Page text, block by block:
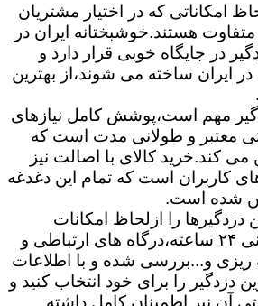
امکاناتی که در اختیار مشتریان
هستند.خوشبختانه ایران در
در جایگاه خوبی قرار دارد و
ایران ساخته می شوند،از بهترین
مهم است،پوشش کامل نیازهای
معتبر و طولانی مدت است که
کند.خرید کالای با اصالت نیز
کاربران است که تمام این دغدغه
شده است.
دزدگیرها را ازلحاظ امکانات
اساسی مانند پشتیبانی ۲۴ ساعته،درگاه های ارتباطی و
ریزی و...بررسی شده و با اطلاعات
دزدگیر را برای خود انتخاب کنید و
آن نیز اطمینان کامل داشته